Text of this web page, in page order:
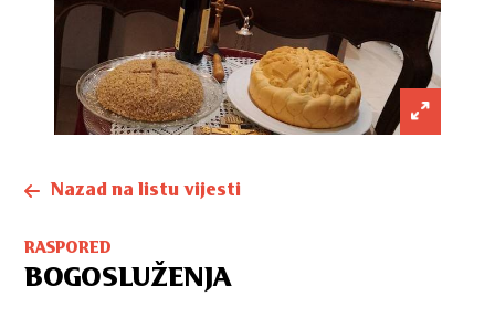
Nazad na listu vijesti
RASPORED
BOGOSLUŽENJA